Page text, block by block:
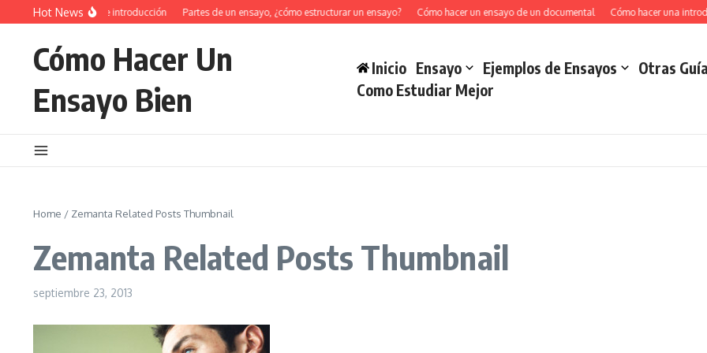
Saltar al contenido
Hot News
34 Ejemplos de introducción Partes de un ensayo, ¿cómo estructurar un ensayo? Cómo hacer un ensayo de un documental Cómo hacer una
Cómo Hacer Un
Ensayo Bien
Inicio Ensayo Ejemplos de Ensayos Otras
Como Estudiar Mejor
Home / Zemanta Related Posts Thumbnail
Zemanta Related Posts Thumbnail
septiembre 23, 2013